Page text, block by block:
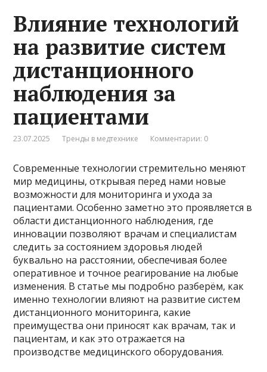
Влияние технологий
на развитие систем
дистанционного
наблюдения за
пациентами
23.07.2025 Тренды в медтехнике Комментарии: 0
Современные технологии стремительно меняют
мир медицины, открывая перед нами новые
возможности для мониторинга и ухода за
пациентами. Особенно заметно это проявляется в
области дистанционного наблюдения, где
инновации позволяют врачам и специалистам
следить за состоянием здоровья людей
буквально на расстоянии, обеспечивая более
оперативное и точное реагирование на любые
изменения. В статье мы подробно разберём, как
именно технологии влияют на развитие систем
дистанционного мониторинга, какие
преимущества они приносят как врачам, так и
пациентам, и как это отражается на
производстве медицинского оборудования.